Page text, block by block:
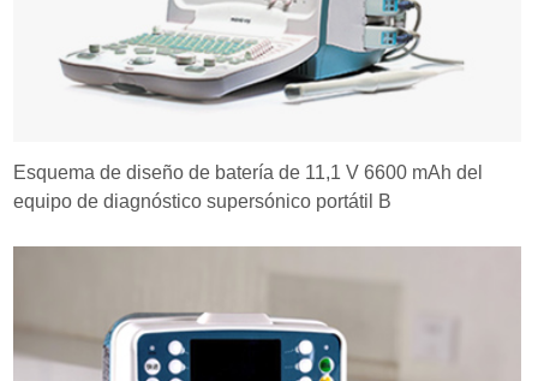
Esquema de diseño de batería de 11,1 V 6600 mAh del
equipo de diagnóstico supersónico portátil B